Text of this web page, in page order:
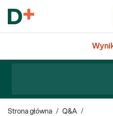
Strona główna / Q&A /